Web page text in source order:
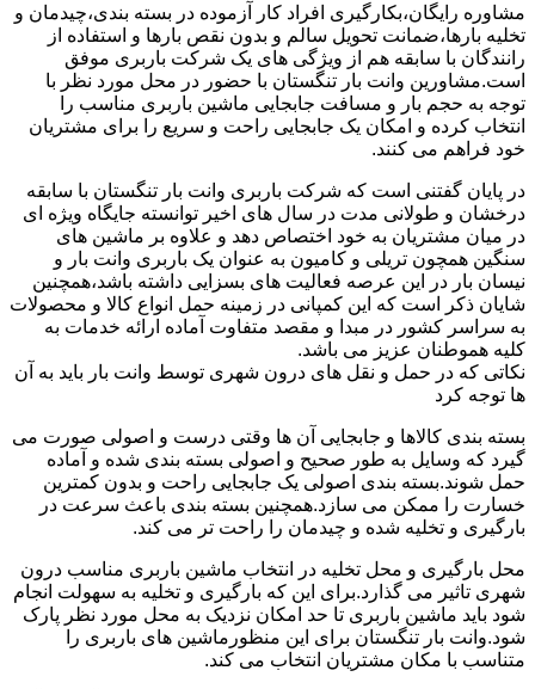
مشاوره رایگان،بکارگیری افراد کار آزموده در بسته بندی،چیدمان و
تخلیه بارها،ضمانت تحویل سالم و بدون نقص بارها و استفاده از
رانندگان با سابقه هم از ویژگی های یک شرکت باربری موفق
است.مشاورین وانت بار تنگستان با حضور در محل مورد نظر با
توجه به حجم بار و مسافت جابجایی ماشین باربری مناسب را
انتخاب کرده و امکان یک جابجایی راحت و سریع را برای مشتریان
خود فراهم می کنند.
در پایان گفتنی است که شرکت باربری وانت بار تنگستان با سابقه
درخشان و طولانی مدت در سال های اخیر توانسته جایگاه ویژه ای
در میان مشتریان به خود اختصاص دهد و علاوه بر ماشین های
سنگین همچون تریلی و کامیون به عنوان یک باربری وانت بار و
نیسان بار در این عرصه فعالیت های بسزایی داشته باشد،همچنین
شایان ذکر است که این کمپانی در زمینه حمل انواع کالا و محصولات
به سراسر کشور در مبدا و مقصد متفاوت آماده ارائه خدمات به
کلیه هموطنان عزیز می باشد.
نکاتی که در حمل و نقل های درون شهری توسط وانت بار باید به آن
ها توجه کرد
بسته بندی کالاها و جابجایی آن ها وقتی درست و اصولی صورت می
گیرد که وسایل به طور صحیح و اصولی بسته بندی شده و آماده
حمل شوند.بسته بندی اصولی یک جابجایی راحت و بدون کمترین
خسارت را ممکن می سازد.همچنین بسته بندی باعث سرعت در
بارگیری و تخلیه شده و چیدمان را راحت تر می کند.
محل بارگیری و محل تخلیه در انتخاب ماشین باربری مناسب درون
شهری تاثیر می گذارد.برای این که بارگیری و تخلیه به سهولت انجام
شود باید ماشین باربری تا حد امکان نزدیک به محل مورد نظر پارک
شود.وانت بار تنگستان برای این منظورماشین های باربری را
متناسب با مکان مشتریان انتخاب می کند.